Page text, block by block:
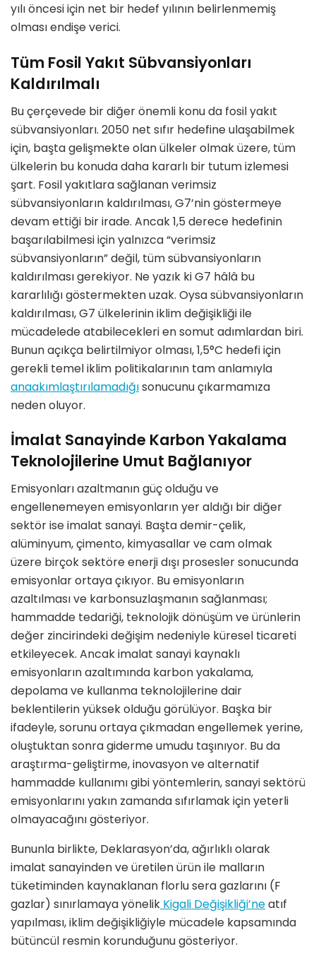
yılı öncesi için net bir hedef yılının belirlenmemiş
olması endişe verici.
Tüm Fosil Yakıt Sübvansiyonları
Kaldırılmalı
Bu çerçevede bir diğer önemli konu da fosil yakıt
sübvansiyonları. 2050 net sıfır hedefine ulaşabilmek
için, başta gelişmekte olan ülkeler olmak üzere, tüm
ülkelerin bu konuda daha kararlı bir tutum izlemesi
şart. Fosil yakıtlara sağlanan verimsiz
sübvansiyonların kaldırılması, G7’nin göstermeye
devam ettiği bir irade. Ancak 1,5 derece hedefinin
başarılabilmesi için yalnızca “verimsiz
sübvansiyonların” değil, tüm sübvansiyonların
kaldırılması gerekiyor. Ne yazık ki G7 hâlâ bu
kararlılığı göstermekten uzak. Oysa sübvansiyonların
kaldırılması, G7 ülkelerinin iklim değişikliği ile
mücadelede atabilecekleri en somut adımlardan biri.
Bunun açıkça belirtilmiyor olması, 1,5°C hedefi için
gerekli temel iklim politikalarının tam anlamıyla
anaakımlaştırılamadığısonucunu çıkarmamıza
neden oluyor.
İmalat Sanayinde Karbon Yakalama
Teknolojilerine Umut Bağlanıyor
Emisyonları azaltmanın güç olduğu ve
engellenemeyen emisyonların yer aldığı bir diğer
sektör ise imalat sanayi. Başta demir-çelik,
alüminyum, çimento, kimyasallar ve cam olmak
üzere birçok sektöre enerji dışı prosesler sonucunda
emisyonlar ortaya çıkıyor. Bu emisyonların
azaltılması ve karbonsuzlaşmanın sağlanması;
hammadde tedariği, teknolojik dönüşüm ve ürünlerin
değer zincirindeki değişim nedeniyle küresel ticareti
etkileyecek. Ancak imalat sanayi kaynaklı
emisyonların azaltımında karbon yakalama,
depolama ve kullanma teknolojilerine dair
beklentilerin yüksek olduğu görülüyor. Başka bir
ifadeyle, sorunu ortaya çıkmadan engellemek yerine,
oluştuktan sonra giderme umudu taşınıyor. Bu da
araştırma-geliştirme, inovasyon ve alternatif
hammadde kullanımı gibi yöntemlerin, sanayi sektörü
emisyonlarını yakın zamanda sıfırlamak için yeterli
olmayacağını gösteriyor.
Bununla birlikte, Deklarasyon’da, ağırlıklı olarak
imalat sanayinden ve üretilen ürün ile malların
tüketiminden kaynaklanan florlu sera gazlarını (F
gazlar) sınırlamaya yönelik Kigali Değişikliği’neatıf
yapılması, iklim değişikliğiyle mücadele kapsamında
bütüncül resmin korunduğunu gösteriyor.